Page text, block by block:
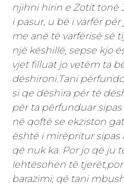
njihni hirin e Zotit tonë
i pasur, u bë i varfër
me anë të varfërisë së
një këshillë, sepse kjo
vjet filluat jo vetëm ta
dëshironi.Tani
si qe dëshira për të
për ta përfunduar
në qoftë se ekziston
është i mirëpritur sipas
që nuk ka. Por jo që ju
lehtësohen të
barazimi; që tani